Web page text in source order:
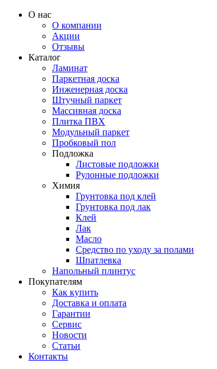
О нас
О компании
Акции
Отзывы
Каталог
Ламинат
Паркетная доска
Инженерная доска
Штучный паркет
Массивная доска
Плитка ПВХ
Модульный паркет
Пробковый пол
Подложка
Листовые подложки
Рулонные подложки
Химия
Грунтовка под клей
Грунтовка под лак
Клей
Лак
Масло
Средство по уходу за полами
Шпатлевка
Напольный плинтус
Покупателям
Как купить
Доставка и оплата
Гарантии
Сервис
Новости
Статьи
Контакты